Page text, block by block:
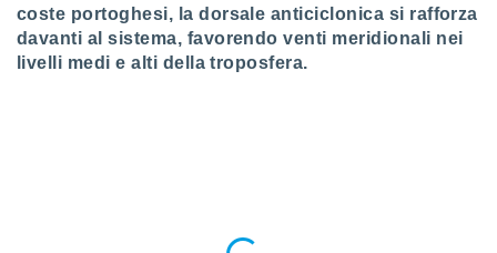
ilcoste portoghesi, la dorsale anticiclonica si rafforza
davanti al sistema, favorendo venti meridionali nei
livelli medi e alti della troposfera.